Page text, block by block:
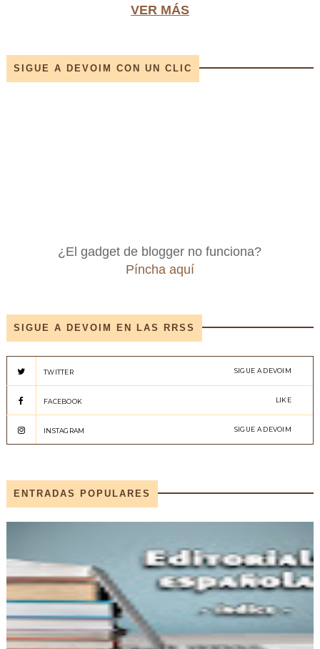
VER MÁS
SIGUE A DEVOIM CON UN CLIC
¿El gadget de blogger no funciona?
Píncha aquí
SIGUE A DEVOIM EN LAS RRSS
TWITTER SIGUE A DEVOIM
FACEBOOK LIKE
INSTAGRAM SIGUE A DEVOIM
ENTRADAS POPULARES